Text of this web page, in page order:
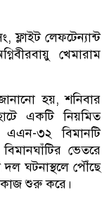
ফ্লাইট লেফটেন্যান্ট
খেমারাম
হয়, শনিবার
একটি নিয়মিত
৩২ বিমানটি
ভেতরে
ঘটনাস্থলে পৌঁছে
কাজ শুরু করে।